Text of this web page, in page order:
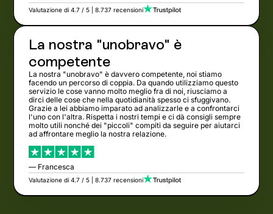
Valutazione di 4.7 / 5 | 8.737 recensioni
La nostra "unobravo" è
competente
La nostra "unobravo" è davvero competente, noi stiamo
facendo un percorso di coppia. Da quando utilizziamo questo
servizio le cose vanno molto meglio fra di noi, riusciamo a
dirci delle cose che nella quotidianità spesso ci sfuggivano.
Grazie a lei abbiamo imparato ad analizzarle e a confrontarci
l'uno con l'altra. Rispetta i nostri tempi e ci dà consigli sempre
molto utili nonché dei "piccoli" compiti da seguire per aiutarci
ad affrontare meglio la nostra relazione.
— Francesca
Valutazione di 4.7 / 5 | 8.737 recensioni